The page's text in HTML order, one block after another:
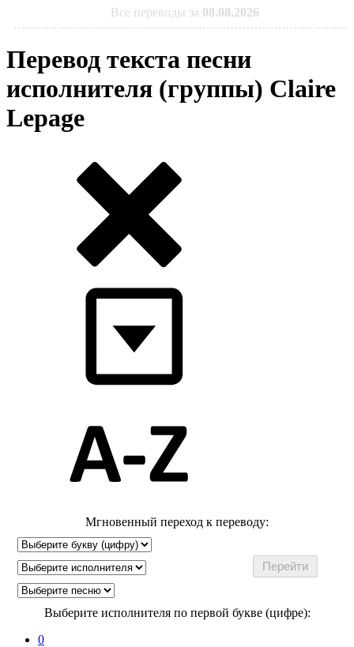
Все переводы за 08.08.2026
Перевод текста песни
исполнителя (группы) Claire
Lepage
Мгновенный переход к переводу:
Выберите исполнителя по первой букве (цифре):
0